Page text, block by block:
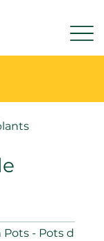
Pots - Pots d'un